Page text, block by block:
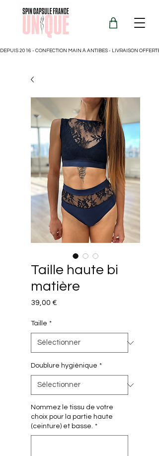
DEPUIS 2016 - CONFECTION MAIN À ANTIBES - LIVRAISON
Taille haute bi
matière
39,00 €
Taille *
Doublure hygiénique *
Nommez le tissu de votre
choix pour la partie haute
(ceinture) et basse. *